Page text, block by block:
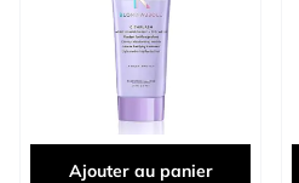
Ajouter au panier